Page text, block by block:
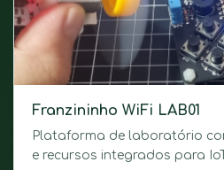
Franzininho WiFi LAB01
Plataforma de laboratório
e recursos integrados para